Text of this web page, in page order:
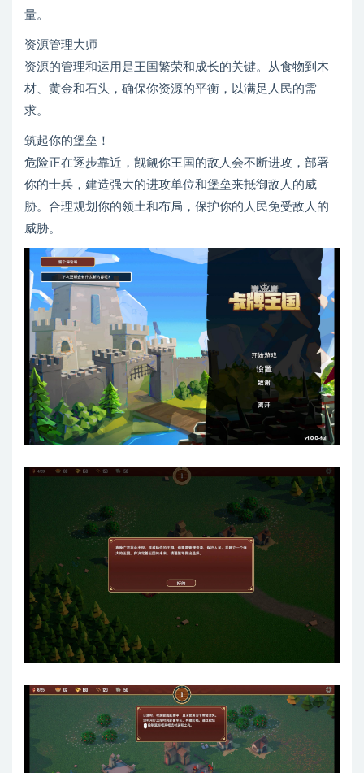
量。
资源管理大师
资源的管理和运用是王国繁荣和成长的关键。从食物到木
材、黄金和石头，确保你资源的平衡，以满足人民的需
求。
筑起你的堡垒！
危险正在逐步靠近，觊觎你王国的敌人会不断进攻，部署
你的士兵，建造强大的进攻单位和堡垒来抵御敌人的威
胁。合理规划你的领土和布局，保护你的人民免受敌人的
威胁。